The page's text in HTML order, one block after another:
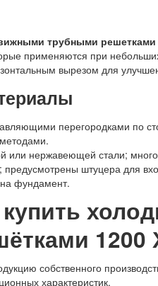
трубными решетками
применяются при
вырезом для
перегородками по
или нержавеющей стали;
штуцера для
фундамент.
собственного
характеристик.